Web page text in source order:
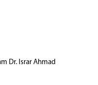
Dr. Israr Ahmad